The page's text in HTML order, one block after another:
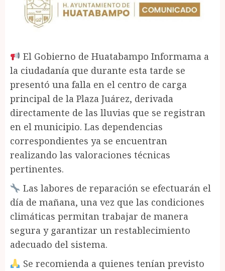
El Gobierno de Huatabampo Informama a
la ciudadanía que durante esta tarde se
presentó una falla en el centro de carga
principal de la Plaza Juárez, derivada
directamente de las lluvias que se registran
en el municipio. Las dependencias
correspondientes ya se encuentran
realizando las valoraciones técnicas
pertinentes.
Las labores de reparación se efectuarán el
día de mañana, una vez que las condiciones
climáticas permitan trabajar de manera
segura y garantizar un restablecimiento
adecuado del sistema.
Se recomienda a quienes tenían previsto